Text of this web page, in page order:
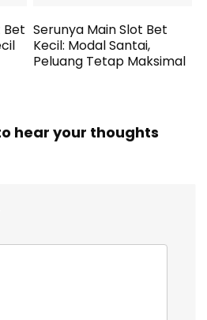
Bet Serunya Main Slot Bet
Kecil: Modal Santai,
Peluang Tetap Maksimal
hear your thoughts